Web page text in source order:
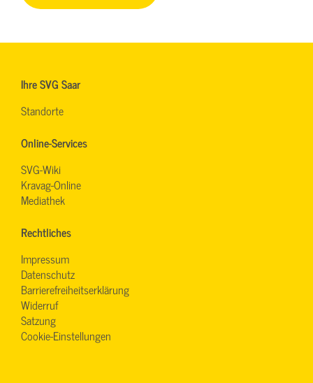
Ihre SVG Saar
Standorte
Online-Services
SVG-Wiki
Kravag-Online
Mediathek
Rechtliches
Impressum
Datenschutz
Barrierefreiheitserklärung
Widerruf
Satzung
Cookie-Einstellungen